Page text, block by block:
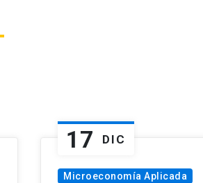
17 DIC
Microeconomía Aplicada